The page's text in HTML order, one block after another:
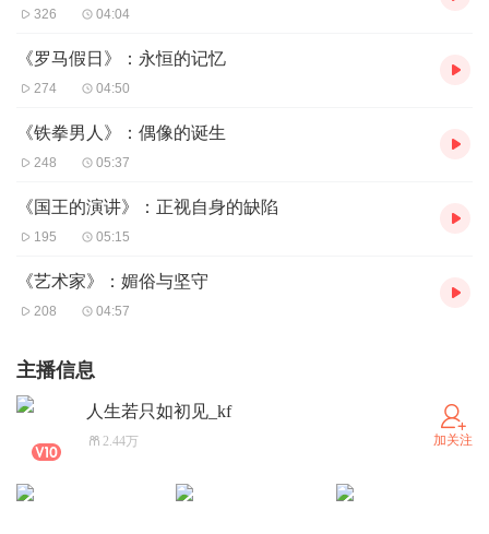
326 04:04
《罗马假日》：永恒的记忆
274 04:50
《铁拳男人》：偶像的诞生
248 05:37
《国王的演讲》：正视自身的缺陷
195 05:15
《艺术家》：媚俗与坚守
208 04:57
主播信息
人生若只如初见_kf
2.44万 加关注